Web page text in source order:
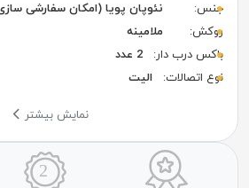
جنس:
نئوپان پویا (امکان سفارشی
روکش:
ملامینه
باکس درب دار:
2 عدد
نوع اتصالات:
الیت
نمایش بیشتر